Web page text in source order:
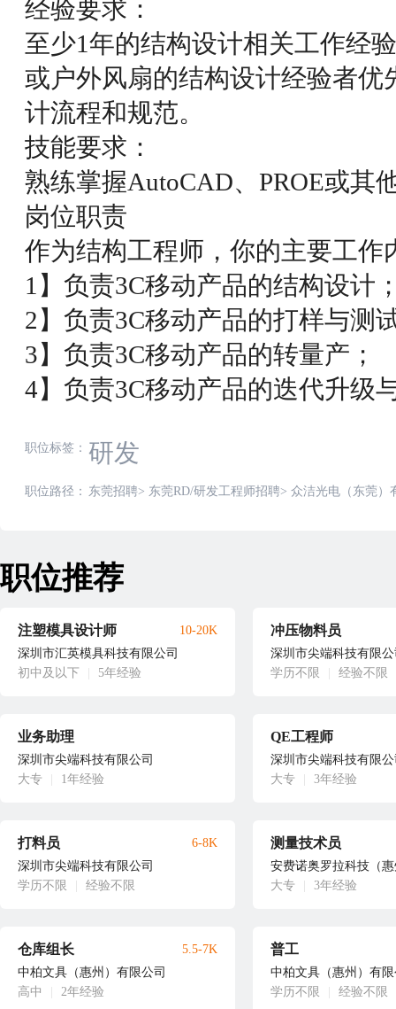
经验要求：
至少1年的结构设计相关工作经
或户外风扇的结构设计经验者
计流程和规范。
技能要求：
熟练掌握AutoCAD、PROE或其
岗位职责
作为结构工程师，你的主要工作
1】负责3C移动产品的结构设计
2】负责3C移动产品的打样与测
3】负责3C移动产品的转量产；
4】负责3C移动产品的迭代升级
职位标签： 研发
职位路径： 东莞招聘> 东莞RD/研发工程师招聘> 众洁光电（东莞）
职位推荐
注塑模具设计师
深圳市汇英模具科技有限公司
初中及以下
5年经验
10-20K 冲压物料员
深圳市尖端科技有限
学历不限
经验不限
业务助理
深圳市尖端科技有限公司
大专
1年经验
QE工程师
深圳市尖端科技有限
大专
3年经验
打料员
深圳市尖端科技有限公司
学历不限
经验不限
6-8K 测量技术员
安费诺奥罗拉科技（
大专
3年经验
仓库组长
中柏文具（惠州）有限公司
高中
2年经验
5.5-7K 普工
中柏文具（惠州）有
学历不限
经验不限